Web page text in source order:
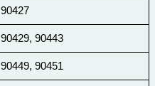
90427
90429, 90443
90449, 90451